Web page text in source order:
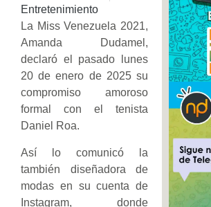
Entretenimiento
La Miss Venezuela 2021,
Amanda Dudamel,
declaró el pasado lunes
20 de enero de 2025 su
compromiso amoroso
formal con el tenista
Daniel Roa.
Así lo comunicó la
también diseñadora de
modas en su cuenta de
Instagram, donde